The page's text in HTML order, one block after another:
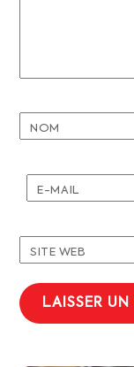
NOM
E-MAIL
SITE WEB